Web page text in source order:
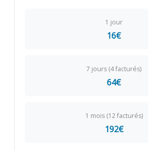
1 jour
16€
7 jours (4 facturés)
64€
1 mois (12 facturés)
192€